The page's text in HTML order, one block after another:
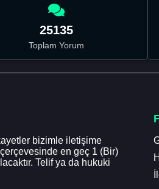
25135
Toplam Yorum
bizimle iletişime
en geç 1 (Bir)
Telif ya da hukuki